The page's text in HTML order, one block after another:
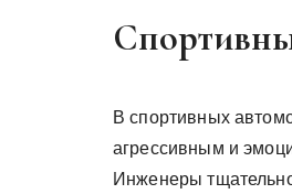
В спортивных
агрессивным и
Инженеры